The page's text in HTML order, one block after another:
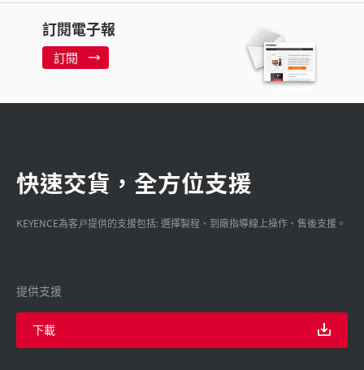
訂閱電子報
訂閱
快速交貨，全方位支援
KEYENCE為客戸提供的支援包括: 選擇製程、到廠指導線上操作、售後支援。
提供支援
下載